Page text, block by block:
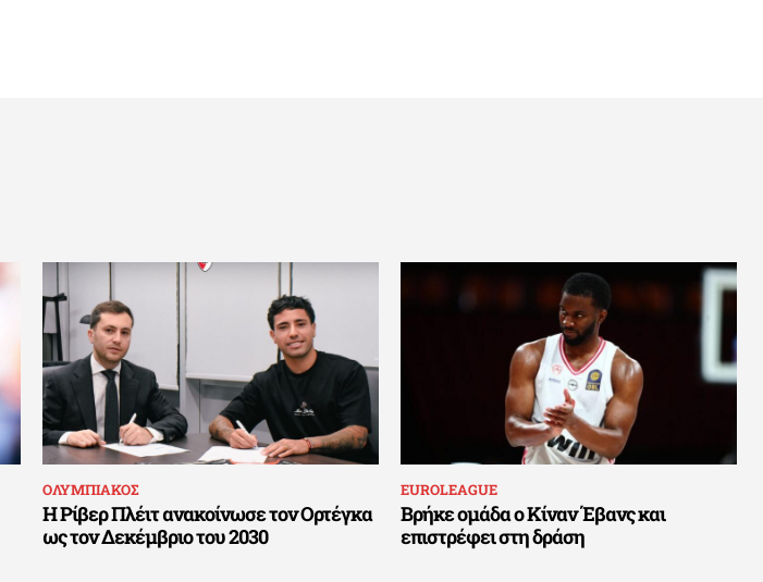
ΟΛΥΜΠΙΑΚΟΣ
Η Ρίβερ Πλέιτ ανακοίνωσε τον Ορτέγκα
ως τον Δεκέμβριο του 2030
EUROLEAGUE
Βρήκε ομάδα ο Κίναν Έβανς και
επιστρέφει στη δράση